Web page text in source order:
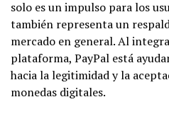
solo es un impulso para los
también representa un
mercado en general. Al
plataforma, PayPal está
hacia la legitimidad y la
monedas digitales.